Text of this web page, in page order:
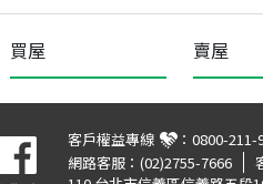
買屋 賣屋
客戶權益專線 ： 0800-211-
網路客服： (02)2755-7666